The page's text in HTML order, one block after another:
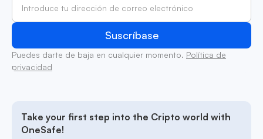
Puedes darte de baja en cualquier momento. Política de
privacidad
Take your first step into the Cripto world with
OneSafe!